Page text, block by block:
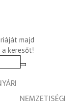
majd
keresőt!
NEMZETISÉGI